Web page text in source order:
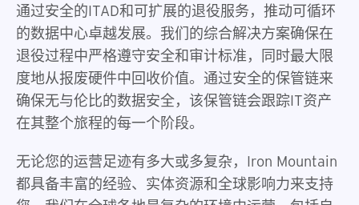
通过安全的ITAD和可扩展的退役服务，推动可循环
的数据中心卓越发展。我们的综合解决方案确保在
退役过程中严格遵守安全和审计标准，同时最大限
度地从报废硬件中回收价值。通过安全的保管链来
确保无与伦比的数据安全，该保管链会跟踪IT资产
在其整个旅程的每一个阶段。
无论您的运营足迹有多大或多复杂，Iron Mountain
都具备丰富的经验、实体资源和全球影响力来支持